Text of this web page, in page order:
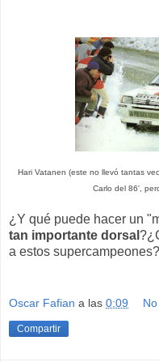
Hari Vatanen (este no llevó tantas
Carlo del 86',
¿Y qué puede hacer un
tan importante dorsal
a estos supercampeones?
Oscar Fafian a las 0:09
Compartir